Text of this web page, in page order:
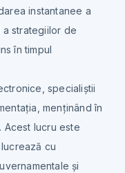
instantanee a
strategiilor de
în timpul
specialiștii
menținând în
Acest lucru este
cu
și